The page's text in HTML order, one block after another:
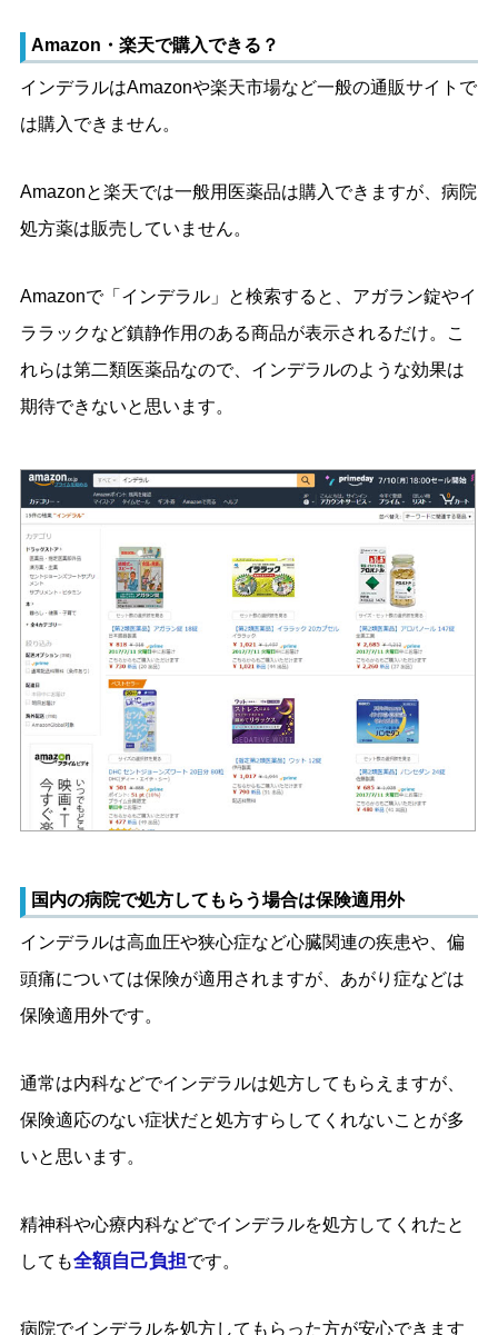
Amazon・楽天で購入できる？
インデラルはAmazonや楽天市場など一般の通販サイトで
は購入できません。
Amazonと楽天では一般用医薬品は購入できますが、病院
処方薬は販売していません。
Amazonで「インデラル」と検索すると、アガラン錠やイ
ララックなど鎮静作用のある商品が表示されるだけ。こ
れらは第二類医薬品なので、インデラルのような効果は
期待できないと思います。
国内の病院で処方してもらう場合は保険適用外
インデラルは高血圧や狭心症など心臓関連の疾患や、偏
頭痛については保険が適用されますが、あがり症などは
保険適用外です。
通常は内科などでインデラルは処方してもらえますが、
保険適応のない症状だと処方すらしてくれないことが多
いと思います。
精神科や心療内科などでインデラルを処方してくれたと
しても全額自己負担です。
病院でインデラルを処方してもらった方が安心できます